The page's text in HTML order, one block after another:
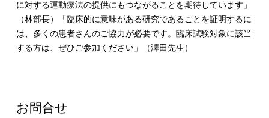
に対する運動療法の提供にもつながることを期待しています」
（林部長）「臨床的に意味がある研究であることを証明するに
は、多くの患者さんのご協力が必要です。臨床試験対象に該当
する方は、ぜひご参加ください」（澤田先生）
お問合せ